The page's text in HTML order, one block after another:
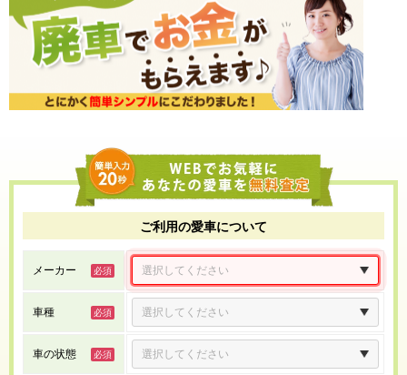
ご利用の愛車について
メーカー
車種
車の状態